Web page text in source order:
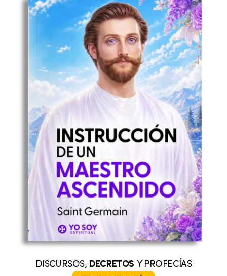
DISCURSOS, DECRETOS Y PROFECÍAS